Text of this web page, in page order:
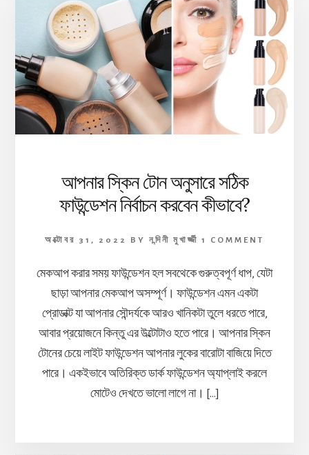
আপনার স্কিন টোন অনুসারে সঠিক
ফাউন্ডেশন নির্বাচন করবেন কীভাবে?
অক্টোবর 31, 2022 BY নন্দিনী মুখার্জ্জী 1 COMMENT
মেকআপ করার সময় ফাউন্ডেশন হল সবথেকে গুরুত্বপূর্ণ ধাপ, যেটা
ছাড়া আপনার মেকআপ অসম্পূর্ণ। ফাউন্ডেশন এমন একটা
প্রোডাক্ট যা আপনার সৌন্দর্যকে আরও খানিকটা তুলে ধরতে পারে,
আবার প্রয়োজনে কিন্তু এর উল্টোটাও হতে পারে। আপনার স্কিন
টোনের চেয়ে লাইট ফাউন্ডেশন আপনার লুকের বারোটা বাজিয়ে দিতে
পারে। একইভাবে অতিরিক্ত ডার্ক ফাউন্ডেশন অ্যাপ্লাই করলে
মোটেও দেখতে ভালো লাগে না। […]